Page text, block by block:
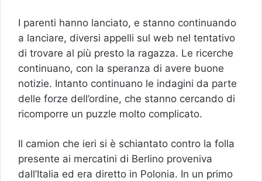
I parenti hanno lanciato, e stanno continuando
a lanciare, diversi appelli sul web nel tentativo
di trovare al più presto la ragazza. Le ricerche
continuano, con la speranza di avere buone
notizie. Intanto continuano le indagini da parte
delle forze dell’ordine, che stanno cercando di
ricomporre un puzzle molto complicato.
Il camion che ieri si è schiantato contro la folla
presente ai mercatini di Berlino proveniva
dall’Italia ed era diretto in Polonia. In un primo